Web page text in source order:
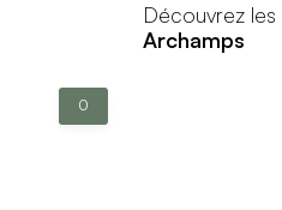
Découvrez les
Archamps
0